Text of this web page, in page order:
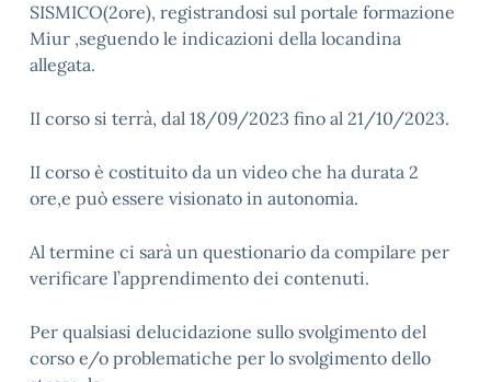
SISMICO(2ore), registrandosi sul portale formazione
Miur ,seguendo le indicazioni della locandina
allegata.
II corso si terrà, dal 18/09/2023 fino al 21/10/2023.
II corso è costituito da un video che ha durata 2
ore,e può essere visionato in autonomia.
Al termine ci sarà un questionario da compilare per
verificare l’apprendimento dei contenuti.
Per qualsiasi delucidazione sullo svolgimento del
corso e/o problematiche per lo svolgimento dello